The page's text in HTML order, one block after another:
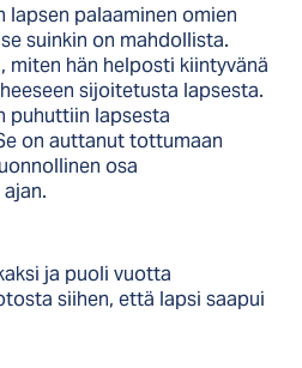
palaaminen omien
suinkin on mahdollista.
miten hän helposti kiintyvänä
sijoitetusta lapsesta.
puhuttiin lapsesta
on auttanut tottumaan
osa
ja puoli vuotta
siihen, että lapsi saapui